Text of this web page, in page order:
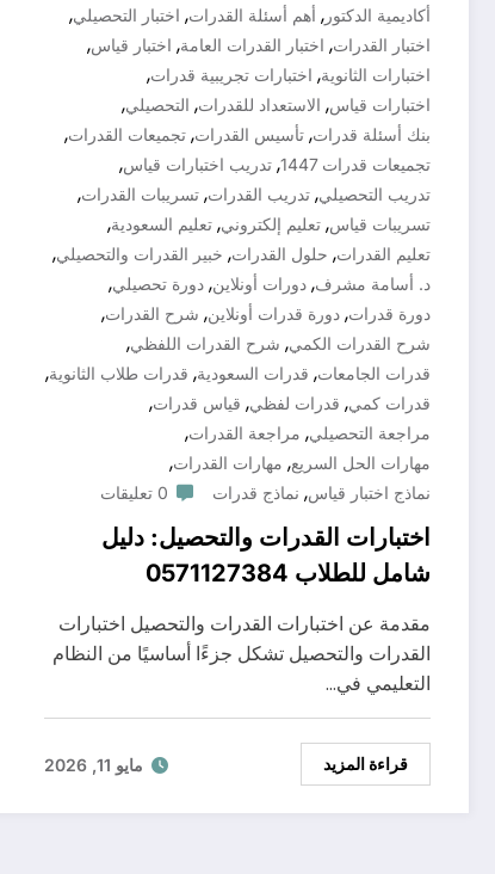
أكاديمية الدكتور , أهم أسئلة القدرات, اختبار التحصيلي,
اختبار القدرات, اختبار القدرات العامة, اختبار قياس,
اختبارات الثانوية, اختبارات تجريبية قدرات,
اختبارات قياس, الاستعداد للقدرات, التحصيلي,
بنك أسئلة قدرات, تأسيس القدرات, تجميعات القدرات,
تجميعات قدرات 1447 , تدريب اختبارات قياس,
تدريب التحصيلي, تدريب القدرات, تسريبات القدرات,
تسريبات قياس, تعليم إلكتروني, تعليم السعودية,
تعليم القدرات, حلول القدرات, خبير القدرات والتحصيلي,
د. أسامة مشرف, دورات أونلاين, دورة تحصيلي,
دورة قدرات, دورة قدرات أونلاين, شرح القدرات,
شرح القدرات الكمي, شرح القدرات اللفظي,
قدرات الجامعات, قدرات السعودية, قدرات طلاب الثانوية,
قدرات كمي, قدرات لفظي, قياس قدرات,
مراجعة التحصيلي, مراجعة القدرات,
مهارات الحل السريع, مهارات القدرات,
نماذج اختبار قياس, نماذج قدرات 0 تعليقات
اختبارات القدرات والتحصيل: دليل
شامل للطلاب 0571127384
مقدمة عن اختبارات القدرات والتحصيل اختبارات
القدرات والتحصيل تشكل جزءًا أساسيًا من النظام
التعليمي في…
قراءة المزيد مايو 11, 2026